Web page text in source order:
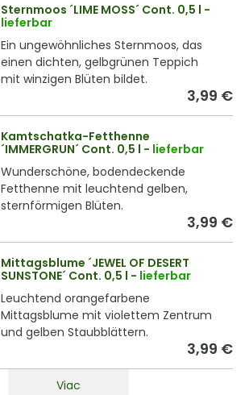
Sternmoos ´LIME MOSS´ Cont. 0,5 l -
lieferbar
Ein ungewöhnliches Sternmoos, das
einen dichten, gelbgrünen Teppich
mit winzigen Blüten bildet.
3,99 €
Kamtschatka-Fetthenne
´IMMERGRUN´ Cont. 0,5 l - lieferbar
Wunderschöne, bodendeckende
Fetthenne mit leuchtend gelben,
sternförmigen Blüten.
3,99 €
Mittagsblume ´JEWEL OF DESERT
SUNSTONE´ Cont. 0,5 l - lieferbar
Leuchtend orangefarbene
Mittagsblume mit violettem Zentrum
und gelben Staubblättern.
3,99 €
Viac